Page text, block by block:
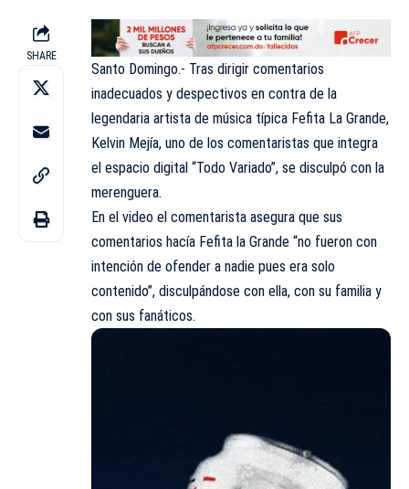
SHARE
Santo Domingo.- Tras dirigir comentarios
inadecuados y despectivos en contra de la
legendaria artista de música típica Fefita La Grande,
Kelvin Mejía, uno de los comentaristas que integra
el espacio digital “Todo Variado”, se disculpó con la
merenguera.
En el video el comentarista asegura que sus
comentarios hacía Fefita la Grande “no fueron con
intención de ofender a nadie pues era solo
contenido”, disculpándose con ella, con su familia y
con sus fanáticos.